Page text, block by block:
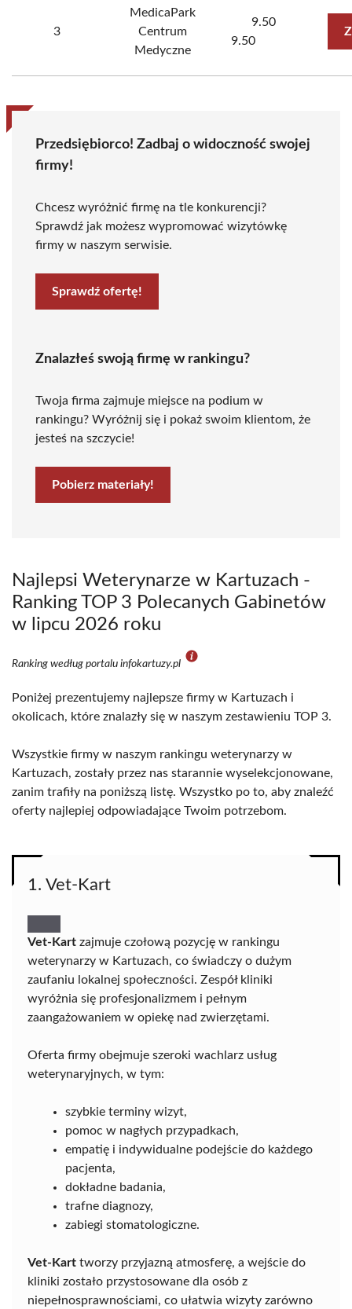
3
MedicaPark
Centrum
Medyczne
9.50
9.50
Przedsiębiorco! Zadbaj o widoczność swojej
firmy!
Chcesz wyróżnić firmę na tle konkurencji?
Sprawdź jak możesz wypromować wizytówkę
firmy w naszym serwisie.
Sprawdź ofertę!
Znalazłeś swoją firmę w rankingu?
Twoja firma zajmuje miejsce na podium w
rankingu? Wyróżnij się i pokaż swoim klientom, że
jesteś na szczycie!
Pobierz materiały!
Najlepsi Weterynarze w Kartuzach -
Ranking TOP 3 Polecanych Gabinetów
w lipcu 2026 roku
Ranking według portalu infokartuzy.pl
Poniżej prezentujemy najlepsze firmy w Kartuzach i
okolicach, które znalazły się w naszym zestawieniu TOP 3.
Wszystkie firmy w naszym rankingu weterynarzy w
Kartuzach, zostały przez nas starannie wyselekcjonowane,
zanim trafiły na poniższą listę. Wszystko po to, aby znaleźć
oferty najlepiej odpowiadające Twoim potrzebom.
1. Vet-Kart
Vet-Kart zajmuje czołową pozycję w rankingu
weterynarzy w Kartuzach, co świadczy o dużym
zaufaniu lokalnej społeczności. Zespół kliniki
wyróżnia się profesjonalizmem i pełnym
zaangażowaniem w opiekę nad zwierzętami.
Oferta firmy obejmuje szeroki wachlarz usług
weterynaryjnych, w tym:
szybkie terminy wizyt,
pomoc w nagłych przypadkach,
empatię i indywidualne podejście do każdego
pacjenta,
dokładne badania,
trafne diagnozy,
zabiegi stomatologiczne.
Vet-Kart tworzy przyjazną atmosferę, a wejście do
kliniki zostało przystosowane dla osób z
niepełnosprawnościami, co ułatwia wizyty zarówno